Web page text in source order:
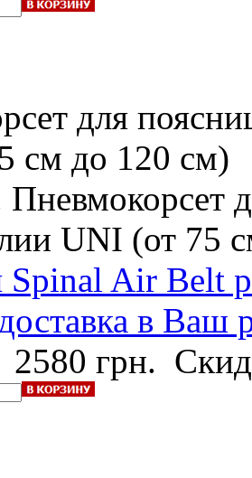
для
см до 120 см)
Пневмокорсет
UNI (от 75
Air Belt
в Ваш
2580 грн.